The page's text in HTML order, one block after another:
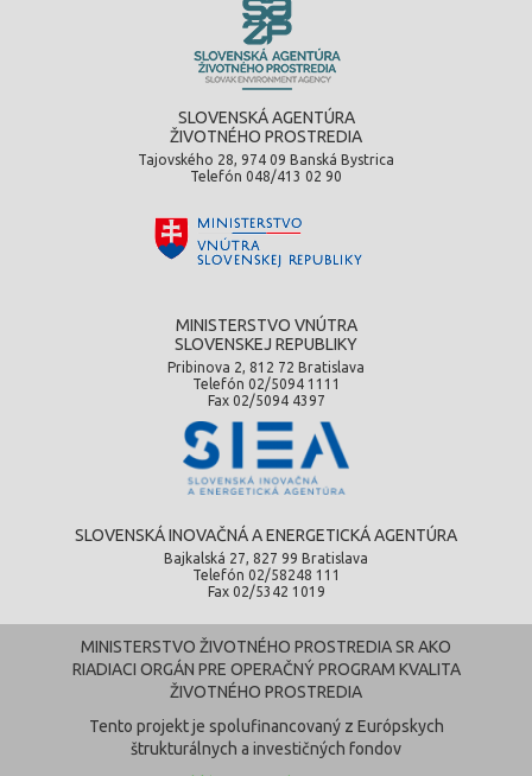
SLOVENSKÁ AGENTÚRA
ŽIVOTNÉHO PROSTREDIA
Tajovského 28, 974 09 Banská Bystrica
Telefón 048/413 02 90
MINISTERSTVO VNÚTRA
SLOVENSKEJ REPUBLIKY
Pribinova 2, 812 72 Bratislava
Telefón 02/5094 1111
Fax 02/5094 4397
SLOVENSKÁ INOVAČNÁ A ENERGETICKÁ AGENTÚRA
Bajkalská 27, 827 99 Bratislava
Telefón 02/58248 111
Fax 02/5342 1019
MINISTERSTVO ŽIVOTNÉHO PROSTREDIA SR AKO
RIADIACI ORGÁN PRE OPERAČNÝ PROGRAM KVALITA
ŽIVOTNÉHO PROSTREDIA
Tento projekt je spolufinancovaný z Európskych
štrukturálnych a investičných fondov